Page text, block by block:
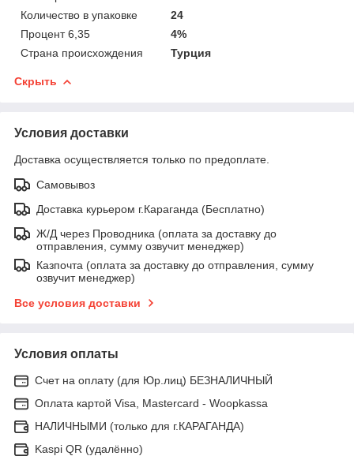
Количество в упаковке
24
Процент 6,35
4%
Страна происхождения
Турция
Скрыть
Условия доставки
Доставка осуществляется только по предоплате.
Самовывоз
Доставка курьером г.Караганда (Бесплатно)
Ж/Д через Проводника (оплата за доставку до
отправления, сумму озвучит менеджер)
Казпочта (оплата за доставку до отправления, сумму
озвучит менеджер)
Все условия доставки
Условия оплаты
Счет на оплату (для Юр.лиц) БЕЗНАЛИЧНЫЙ
Оплата картой Visa, Mastercard - Woopkassa
НАЛИЧНЫМИ (только для г.КАРАГАНДА)
Kaspi QR (удалённо)